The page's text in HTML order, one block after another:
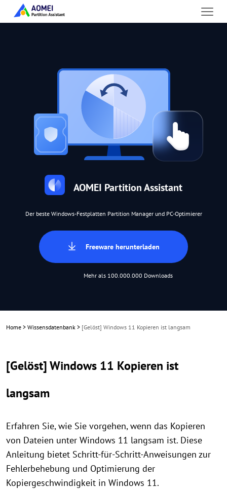
AOMEI Partition Assistant
Der beste Windows-Festplatten Partition Manager und PC-Optimierer
Freeware herunterladen
Mehr als 100.000.000 Downloads
Home > Wissensdatenbank > [Gelöst] Windows 11 Kopieren ist langsam
[Gelöst] Windows 11 Kopieren ist
langsam
Erfahren Sie, wie Sie vorgehen, wenn das Kopieren
von Dateien unter Windows 11 langsam ist. Diese
Anleitung bietet Schritt-für-Schritt-Anweisungen zur
Fehlerbehebung und Optimierung der
Kopiergeschwindigkeit in Windows 11.